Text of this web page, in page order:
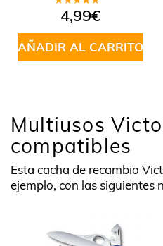
Valorado
en5.00de
5
4,99€
AÑADIR AL CARRITO
Multiusos
compatibles
Esta cacha de recambio
ejemplo, con las siguientes